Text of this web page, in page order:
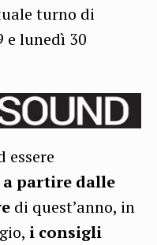
turno di
e lunedì 30
essere
a partire dalle
di quest’anno, in
i consigli